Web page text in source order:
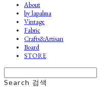
About
by lapalma
Vintage
Fabric
Crafts&Artisan
Board
STORE
Search 검색